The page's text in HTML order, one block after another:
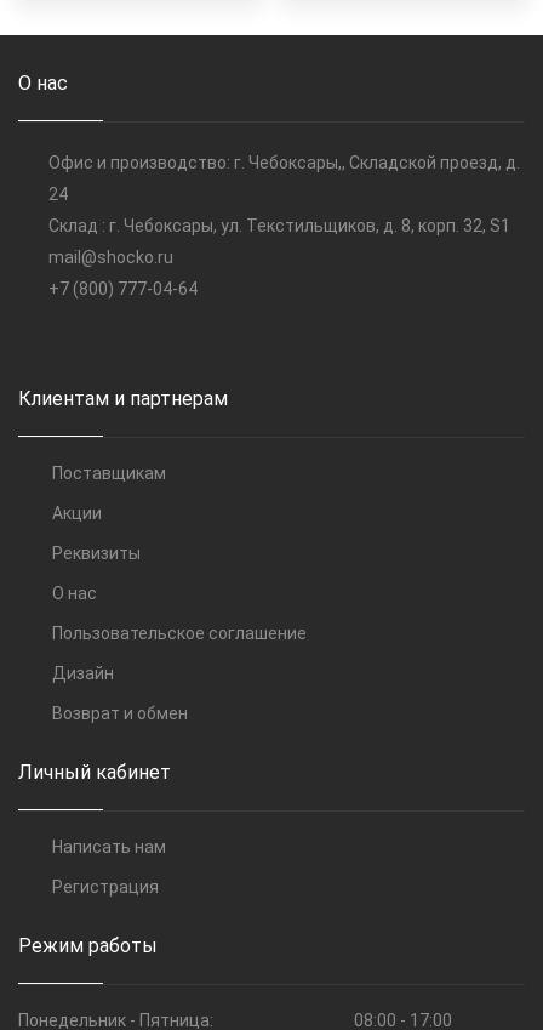
О нас
Офис и производство: г. Чебоксары,, Складской проезд, д.
24
Склад : г. Чебоксары, ул. Текстильщиков, д. 8, корп. 32, S1
mail@shocko.ru
+7 (800) 777-04-64
Клиентам и партнерам
Поставщикам
Акции
Реквизиты
О нас
Пользовательское соглашение
Дизайн
Возврат и обмен
Личный кабинет
Написать нам
Регистрация
Режим работы
Понедельник - Пятница: 08:00 - 17:00